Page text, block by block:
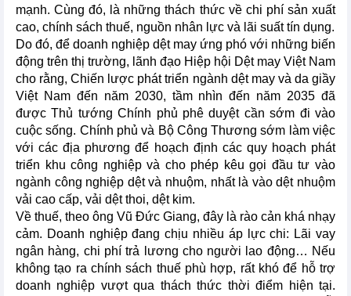
mạnh. Cùng đó, là những thách thức về chi phí sản xuất
cao, chính sách thuế, nguồn nhân lực và lãi suất tín dụng.
Do đó, để doanh nghiệp dệt may ứng phó với những biến
động trên thị trường, lãnh đạo Hiệp hội Dệt may Việt Nam
cho rằng, Chiến lược phát triển ngành dệt may và da giầy
Việt Nam đến năm 2030, tầm nhìn đến năm 2035 đã
được Thủ tướng Chính phủ phê duyệt cần sớm đi vào
cuộc sống. Chính phủ và Bộ Công Thương sớm làm việc
với các địa phương để hoạch định các quy hoạch phát
triển khu công nghiệp và cho phép kêu gọi đầu tư vào
ngành công nghiệp dệt và nhuộm, nhất là vào dệt nhuộm
vải cao cấp, vải dệt thoi, dệt kim.
Về thuế, theo ông Vũ Đức Giang, đây là rào cản khá nhạy
cảm. Doanh nghiệp đang chịu nhiều áp lực chi: Lãi vay
ngân hàng, chi phí trả lương cho người lao động… Nếu
không tạo ra chính sách thuế phù hợp, rất khó để hỗ trợ
doanh nghiệp vượt qua thách thức thời điểm hiện tại.